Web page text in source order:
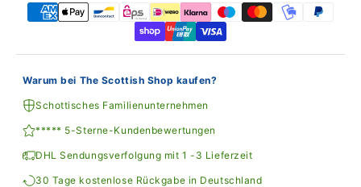
Warum bei The Scottish Shop kaufen?
Schottisches Familienunternehmen
***** 5-Sterne-Kundenbewertungen
DHL Sendungsverfolgung mit 1 -3 Lieferzeit
30 Tage kostenlose Rückgabe in Deutschland